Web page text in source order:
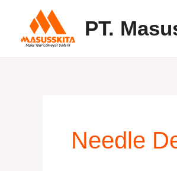
content
PT.
Needle